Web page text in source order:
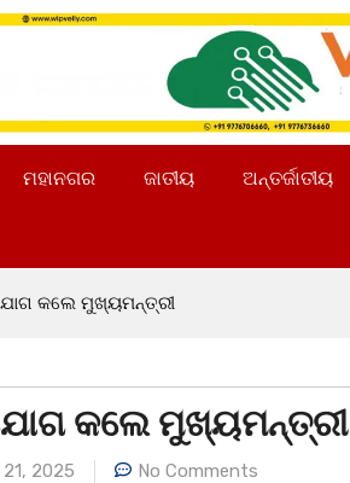
ମହାନଗର ଜାତୀୟ ଅନ୍ତର୍ଜାତୀୟ
କଲେ ମୁଖ୍ୟମନ୍ତ୍ରୀ
କଲେ ମୁଖ୍ୟମନ୍ତ୍ରୀ
2025 No Comments